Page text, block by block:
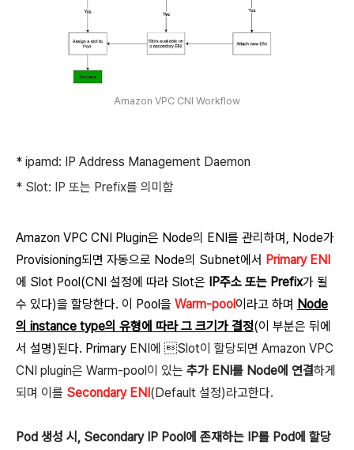
Amazon VPC CNI Workflow
* ipamd: IP Address Management Daemon
* Slot: IP 또는 Prefix를 의미함
Amazon VPC CNI Plugin은 Node의 ENI를 관리하며, Node가
Provisioning되면 자동으로 Node의 Subnet에서 Primary ENI
에 Slot Pool(CNI 설정에 따라 Slot은 IP주소 또는 Prefix가 될
수 있다)을 할당한다. 이 Pool을 Warm-pool이라고 하며 Node
의 instance type의 유형에 따라 그 크기가 결정(이 부분은 뒤에
서 설명)된다. Primary ENI에 Slot이 할당되면 Amazon VPC
CNI plugin은 Warm-pool이 있는 추가 ENI를 Node에 연결하게
되며 이를 Secondary ENI(Default 설정)라고한다.
Pod 생성 시, Secondary IP Pool에 존재하는 IP를 Pod에 할당